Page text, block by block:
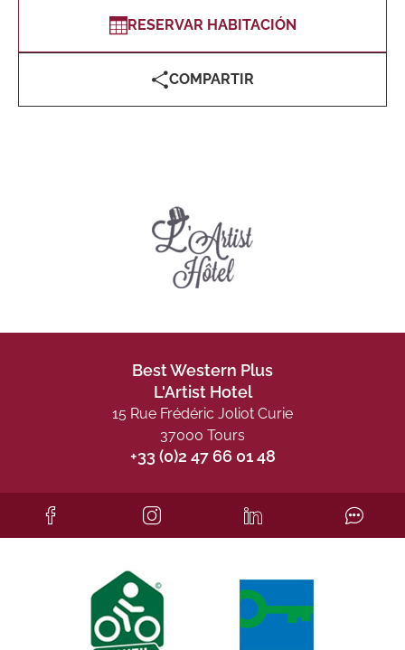
RESERVAR HABITACIÓN
COMPARTIR
Best Western Plus
L'Artist Hotel
15 Rue Frédéric Joliot Curie
37000 Tours
+33 (0)2 47 66 01 48